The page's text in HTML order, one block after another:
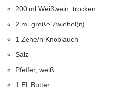
200 ml Weißwein, trocken
2 m.-große Zwiebel(n)
1 Zehe/n Knoblauch
Salz
Pfeffer, weiß
1 EL Butter